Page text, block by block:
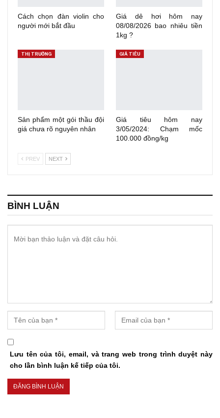
Cách chọn đàn violin cho
người mới bắt đầu
Giá dê hơi hôm nay
08/08/2026 bao nhiêu tiền
1kg ?
THỊ TRƯỜNG
Sản phẩm một gói thầu đội
giá chưa rõ nguyên nhân
GIÁ TIÊU
Giá tiêu hôm nay
3/05/2024: Chạm mốc
100.000 đồng/kg
PREV NEXT
BÌNH LUẬN
Lưu tên của tôi, email, và trang web trong trình duyệt này
cho lần bình luận kế tiếp của tôi.